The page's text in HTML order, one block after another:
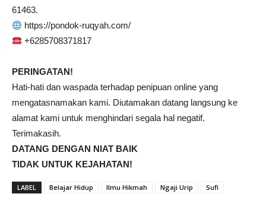
61463.
https://pondok-ruqyah.com/
+6285708371817
PERINGATAN!
Hati-hati dan waspada terhadap penipuan online yang
mengatasnamakan kami. Diutamakan datang langsung ke
alamat kami untuk menghindari segala hal negatif.
Terimakasih.
DATANG DENGAN NIAT BAIK
TIDAK UNTUK KEJAHATAN!
LABEL Belajar Hidup Ilmu Hikmah Ngaji Urip Sufi